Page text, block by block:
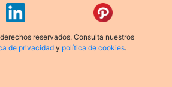
reservados. Consulta nuestros
de privacidad y política de cookies.